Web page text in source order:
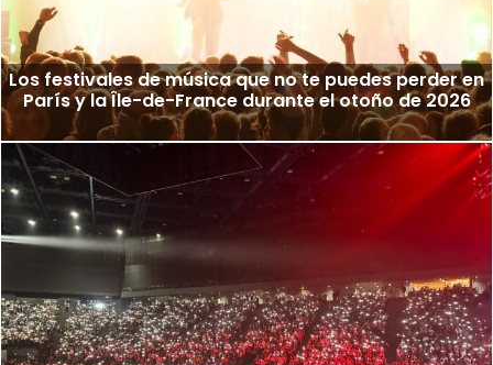
Los festivales de música que no te puedes perder en
París y la Île-de-France durante el otoño de 2026